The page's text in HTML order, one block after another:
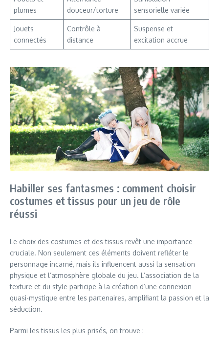
plumes
douceur/torture
sensorielle variée
Jouets
connectés
Contrôle à
distance
Suspense et
excitation accrue
Habiller ses fantasmes : comment choisir
costumes et tissus pour un jeu de rôle
réussi
Le choix des costumes et des tissus revêt une importance
cruciale. Non seulement ces éléments doivent refléter le
personnage incarné, mais ils influencent aussi la sensation
physique et l’atmosphère globale du jeu. L’association de la
texture et du style participe à la création d’une connexion
quasi-mystique entre les partenaires, amplifiant la passion et la
séduction.
Parmi les tissus les plus prisés, on trouve :